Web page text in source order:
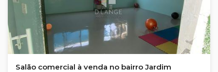
Salão comercial à venda no bairro Jardim